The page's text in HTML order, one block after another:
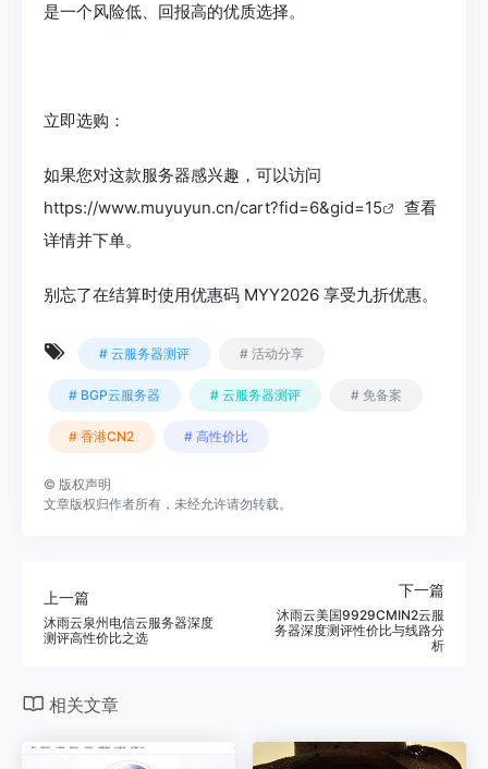
是一个风险低、回报高的优质选择。
立即选购：
如果您对这款服务器感兴趣，可以访问
https://www.muyuyun.cn/cart?fid=6&gid=15
查看
详情并下单。
别忘了在结算时使用优惠码 MYY2026 享受九折优惠。
# 云服务器测评 # 活动分享
# BGP云服务器 # 云服务器测评 # 免备案
# 香港CN2 # 高性价比
© 版权声明
文章版权归作者所有，未经允许请勿转载。
上一篇
沐雨云泉州电信云服务器深度
测评高性价比之选
下一篇
沐雨云美国9929CMIN2云服
务器深度测评性价比与线路分
析
相关文章